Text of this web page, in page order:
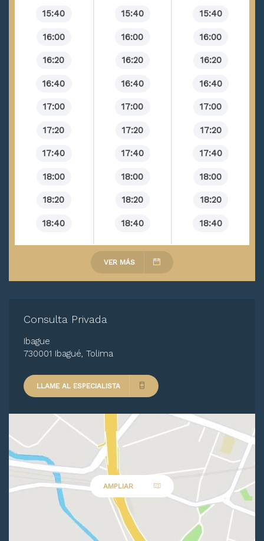
15:40
16:00
16:20
16:40
17:00
17:20
17:40
18:00
18:20
18:40
15:40
16:00
16:20
16:40
17:00
17:20
17:40
18:00
18:20
18:40
15:40
16:00
16:20
16:40
17:00
17:20
17:40
18:00
18:20
18:40
VER MÁS
Consulta Privada
Ibague
730001 Ibagué, Tolima
LLAME AL ESPECIALISTA
AMPLIAR